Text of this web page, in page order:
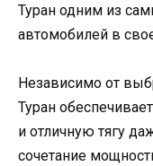
Туран одним из
автомобилей в
Независимо от
Туран
и отличную тягу
сочетание